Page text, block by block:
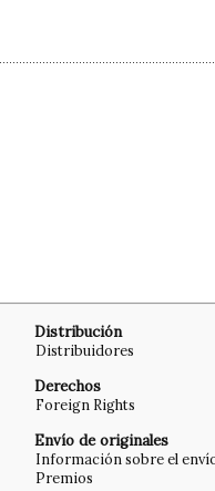
Distribución
Distribuidores
Derechos
Foreign Rights
Envío de originales
Información sobre el
Premios